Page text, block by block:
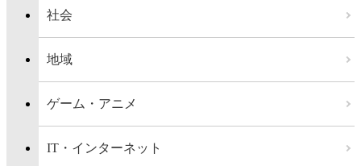
社会
地域
ゲーム・アニメ
IT・インターネット